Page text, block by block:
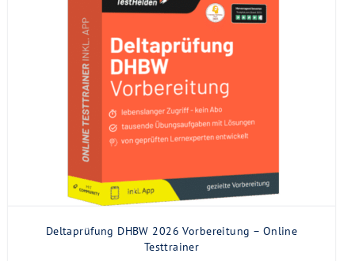
Deltaprüfung DHBW 2026 Vorbereitung – Online
Testtrainer